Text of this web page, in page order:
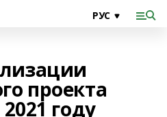
проекта
году